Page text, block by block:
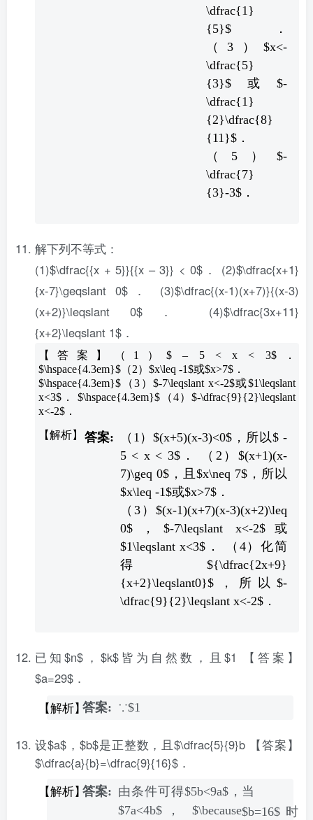
\dfrac{1}
{5}$．
（3）$x<-
\dfrac{5}
{3}$或$-
\dfrac{1}
{2}\dfrac{8}
{11}$．
（5）$-
\dfrac{7}
{3}-3$．
解下列不等式：
(1)$\dfrac{{x + 5}}{{x – 3}} < 0$． (2)$\dfrac{x+1}
{x-7}\geqslant 0$． (3)$\dfrac{(x-1)(x+7)}{(x-3)
(x+2)}\leqslant 0$． (4)$\dfrac{3x+11}
{x+2}\leqslant 1$．
【答案】（1）$ – 5 < x < 3$．
$\hspace{4.3em}$（2）$x\leq -1$或$x>7$．
$\hspace{4.3em}$（3）$-7\leqslant x<-2$或$1\leqslant
x<3$． $\hspace{4.3em}$（4）$-\dfrac{9}{2}\leqslant
x<-2$．
（1）$(x+5)(x-3)<0$，所以$ -
5 < x < 3$． （2）$(x+1)(x-
7)\geq 0$，且$x\neq 7$，所以
$x\leq -1$或$x>7$．
（3）$(x-1)(x+7)(x-3)(x+2)\leq
0$，$-7\leqslant x<-2$或
$1\leqslant x<3$． （4）化简
得${\dfrac{2x+9}
{x+2}\leqslant0}$，所以$-
\dfrac{9}{2}\leqslant x<-2$．
已知$n$，$k$皆为自然数，且$1
【答案】
$a=29$．
∵$1
设$a$，$b$是正整数，且$\dfrac{5}{9}b 【答案】
$\dfrac{a}{b}=\dfrac{9}{16}$．
由条件可得$5b<9a$，
$7a<4b$， $\because
当
$b=16$时